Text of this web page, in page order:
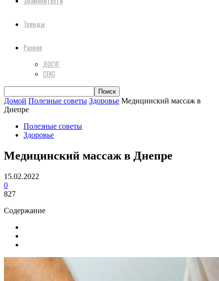
Тренды
Разное
ДОСУГ
СЕКС
Домой Полезные советы Здоровье Медицинский массаж в
Днепре
Полезные советы
Здоровье
Медицинский массаж в Днепре
15.02.2022
0
827
Содержание